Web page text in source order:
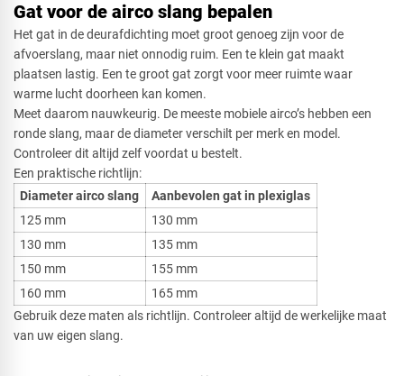
Gat voor de airco slang bepalen
Het gat in de deurafdichting moet groot genoeg zijn voor de
afvoerslang, maar niet onnodig ruim. Een te klein gat maakt
plaatsen lastig. Een te groot gat zorgt voor meer ruimte waar
warme lucht doorheen kan komen.
Meet daarom nauwkeurig. De meeste mobiele airco’s hebben een
ronde slang, maar de diameter verschilt per merk en model.
Controleer dit altijd zelf voordat u bestelt.
Een praktische richtlijn:
Diameter airco slang
Aanbevolen gat in plexiglas
125 mm
130 mm
130 mm
135 mm
150 mm
155 mm
160 mm
165 mm
Gebruik deze maten als richtlijn. Controleer altijd de werkelijke maat
van uw eigen slang.